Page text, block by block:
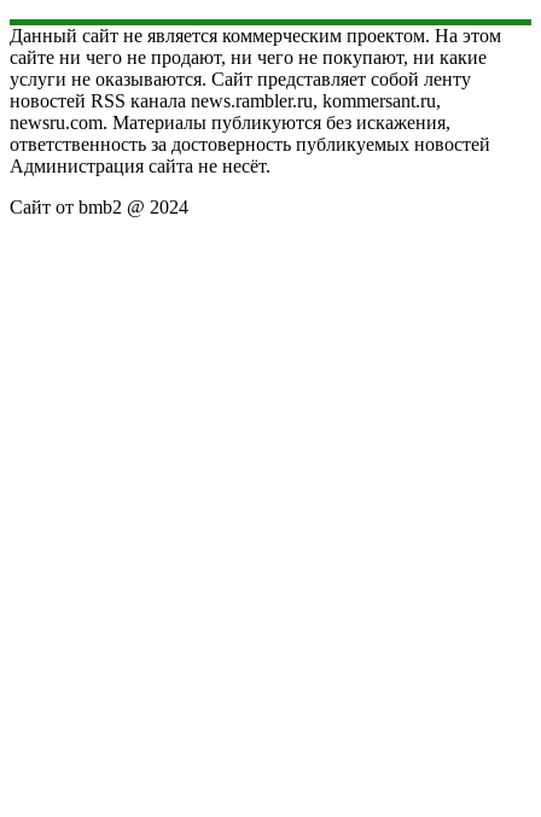
Данный сайт не является коммерческим проектом. На этом
сайте ни чего не продают, ни чего не покупают, ни какие
услуги не оказываются. Сайт представляет собой ленту
новостей RSS канала news.rambler.ru, kommersant.ru,
newsru.com. Материалы публикуются без искажения,
ответственность за достоверность публикуемых новостей
Администрация сайта не несёт.
Сайт от bmb2 @ 2024